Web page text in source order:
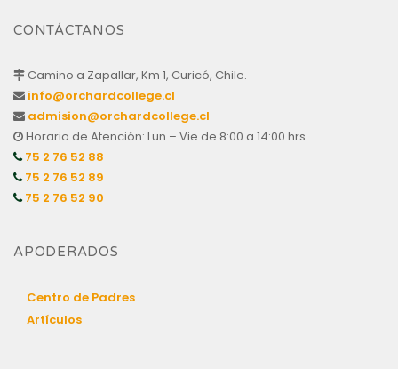
CONTÁCTANOS
Camino a Zapallar, Km 1, Curicó, Chile.
info@orchardcollege.cl
admision@orchardcollege.cl
Horario de Atención: Lun – Vie de 8:00 a 14:00 hrs.
75 2 76 52 88
75 2 76 52 89
75 2 76 52 90
APODERADOS
Centro de Padres
Artículos